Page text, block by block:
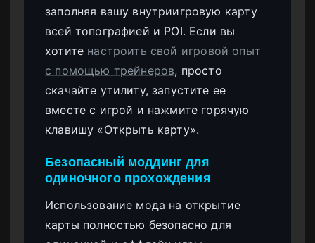
заполняя вашу внутриигровую карту
всей топографией и POI. Если вы
хотите настроить свой игровой опыт
с помощью трейнеров, просто
скачайте утилиту, запустите ее
вместе с игрой и нажмите горячую
клавишу «Открыть карту».
Безопасный моддинг для
одиночного прохождения
Использование мода на открытие
карты полностью безопасно для